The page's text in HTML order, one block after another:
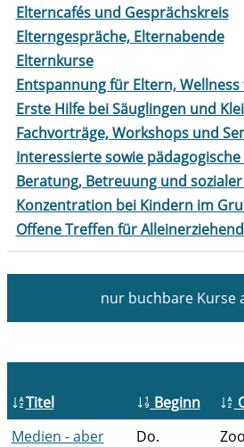
Elterncafés und Gesprächskreis
Elterngespräche, Elternabende
Elternkurse
Entspannung für Eltern, Wellness
Erste Hilfe bei Säuglingen und
Fachvorträge, Workshops und
Interessierte sowie
Beratung, Betreuung und
Konzentration bei Kindern im
Offene Treffen für
nur buchbareKurse
Titel Beginn
Medien - aber
Do.